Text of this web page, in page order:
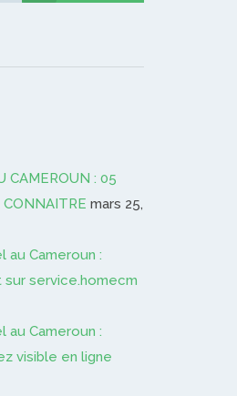
CAMEROUN : 05
CONNAITRE mars 25,
au Cameroun :
sur service.homecm
au Cameroun :
visible en ligne